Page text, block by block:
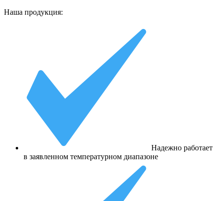
Наша продукция:
Надежно работает
в заявленном температурном диапазоне